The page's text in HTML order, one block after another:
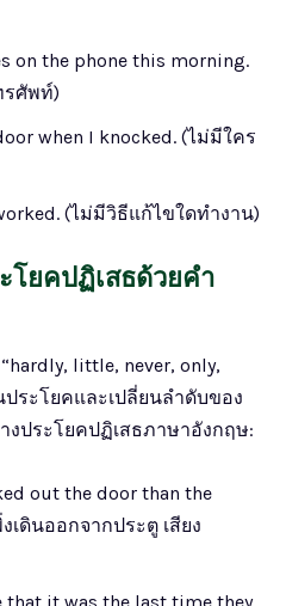
on the phone this morning.
รศัพท์)
when I knocked. (ไม่มีใคร
(ไม่มีวิธีแก้ไขใดทำงาน)
โยคปฏิเสธด้วยคำ
little, never, only,
ระโยคและเปลี่ยนลำดับของ
งประโยคปฏิเสธภาษาอังกฤษ:
out the door than the
เดินออกจากประตู เสียง